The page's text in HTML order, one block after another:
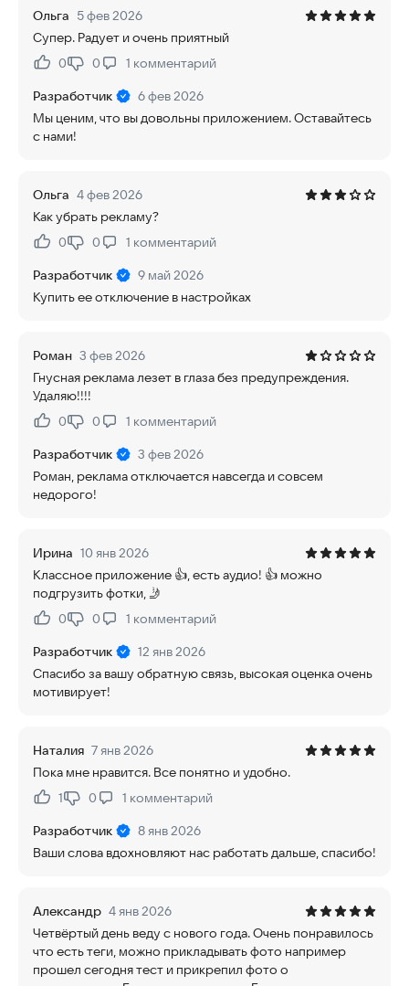
Ольга 5 фев 2026
Супер. Радует и очень приятный
Нравится:
0Не нравится:
0 1 комментарий
Разработчик
6 фев 2026
Мы ценим, что вы довольны приложением. Оставайтесь
с нами!
Ольга 4 фев 2026
Как убрать рекламу?
Нравится:
0Не нравится:
0 1 комментарий
Разработчик
9 май 2026
Купить ее отключение в настройках
Роман 3 фев 2026
Гнусная реклама лезет в глаза без предупреждения.
Удаляю!!!!
Нравится:
0Не нравится:
0 1 комментарий
Разработчик
3 фев 2026
Роман, реклама отключается навсегда и совсем
недорого!
Ирина 10 янв 2026
Классное приложение 👍, есть аудио! 👍 можно
подгрузить фотки, 🤳
Нравится:
0Не нравится:
0 1 комментарий
Разработчик
12 янв 2026
Спасибо за вашу обратную связь, высокая оценка очень
мотивирует!
Наталия 7 янв 2026
Пока мне нравится. Все понятно и удобно.
Нравится:
1Не нравится:
0 1 комментарий
Разработчик
8 янв 2026
Ваши слова вдохновляют нас работать дальше, спасибо!
Александр 4 янв 2026
Четвёртый день веду с нового года. Очень понравилось
что есть теги, можно прикладывать фото например
прошел сегодня тест и прикрепил фото о